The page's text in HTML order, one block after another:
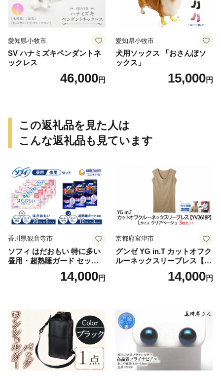
愛知県小牧市
SV ハナミズキペンダントネ
ックレス
46,000円
愛知県小牧市
犬用ソックス 「おさんぽソ
ックス」
15,000円
この返礼品を見た人は
こんな返礼品も見ています
香川県観音寺市
ソフィ はだおもい 特に多い
昼用・超熟睡ガード セット
羽付き ナプキン 生理用品 サ
ニタリー ユニ・チャーム
14,000円
京都府宮津市
グンゼ YG in.T カットオフク
ルーネックスリーブレス【Y
V2618P】Lサイズ クリアベ
ージュ3枚セット [№5716-04
14,000円